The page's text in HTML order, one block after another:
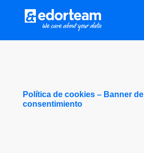
Política de cookies – Banner de
consentimiento